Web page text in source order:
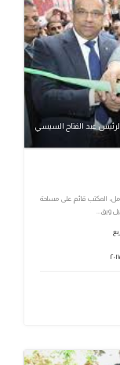
عبد الفتاح السيسي
المكتب قائم على مساحة